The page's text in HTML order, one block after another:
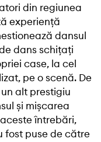
din regiunea
experiență
dansul
dans schițați
case, la cel
pe o scenă. De
alt prestigiu
și mișcarea
întrebări,
fost puse de către